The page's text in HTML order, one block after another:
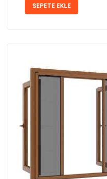
SEPETE EKLE